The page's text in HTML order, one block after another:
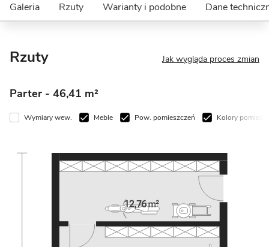
Galeria Rzuty Warianty i podobne Dane
Rzuty Jak wygląda proces zmian
Parter - 46,41 m²
Wymiary wew. Meble Pow. pomieszczeń Kolory